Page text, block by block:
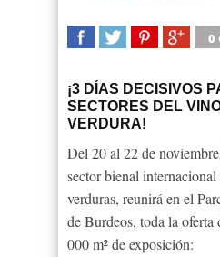
0
¡3 DÍAS DECISIVOS
SECTORES DEL
VERDURA!
Del 20 al 22 de
sector bienal
verduras, reunirá en el
de Burdeos, toda la oferta
000 m² de exposición: